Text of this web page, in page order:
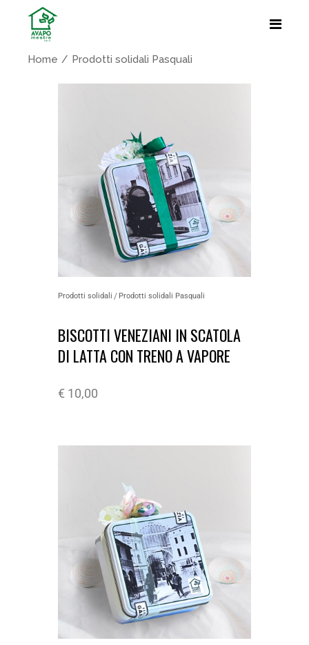
Home Prodotti solidali Pasquali
Prodotti solidali Prodotti solidali Pasquali
BISCOTTI VENEZIANI IN SCATOLA
DI LATTA CON TRENO A VAPORE
€ 10,00